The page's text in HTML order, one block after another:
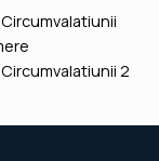
2